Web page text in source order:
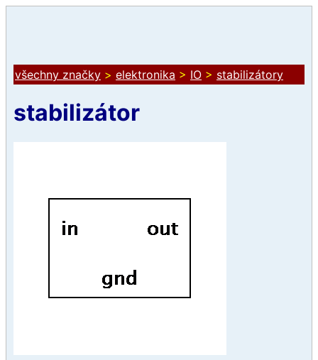
všechny značky > elektronika > IO > stabilizátory
stabilizátor